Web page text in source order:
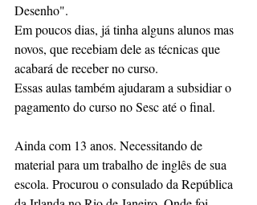
Desenho".
Em poucos dias, já tinha alguns alunos mas
novos, que recebiam dele as técnicas que
acabará de receber no curso.
Essas aulas também ajudaram a subsidiar o
pagamento do curso no Sesc até o final.
Ainda com 13 anos. Necessitando de
material para um trabalho de inglês de sua
escola. Procurou o consulado da República